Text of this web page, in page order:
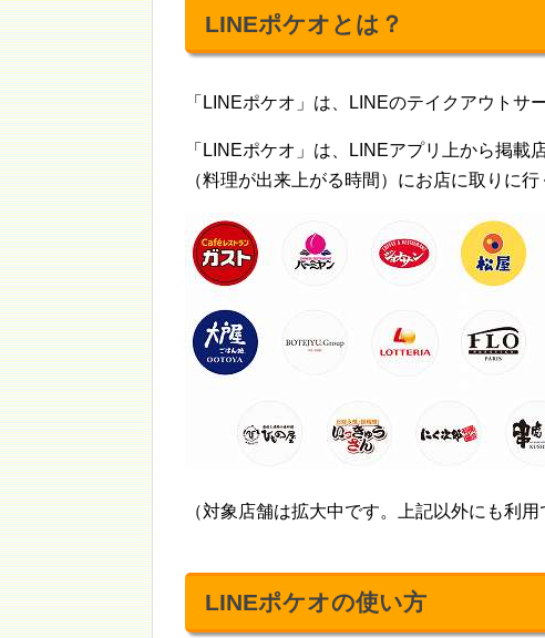
LINEポケオとは？
「LINEポケオ」は、LINEのテイクアウトサ
「LINEポケオ」は、LINEアプリ上から掲
（料理が出来上がる時間）にお店に取りに行
（対象店舗は拡大中です。上記以外にも利用
LINEポケオの使い方